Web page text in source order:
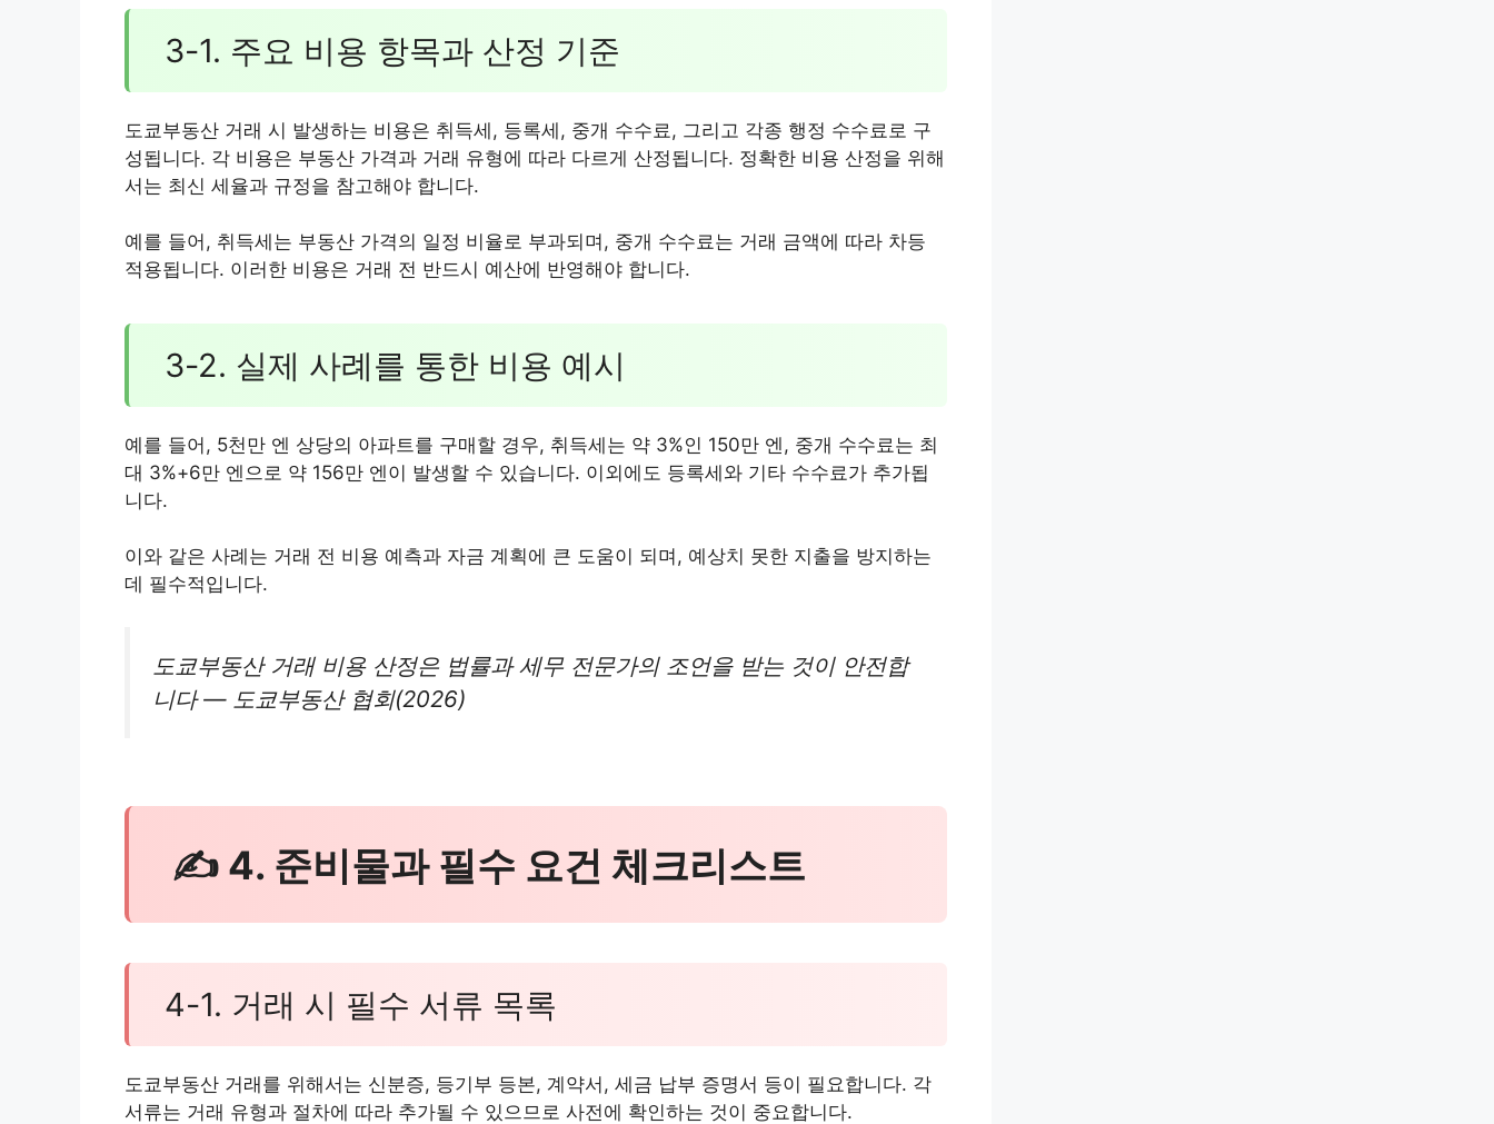
3-1. 주요 비용 항목과 산정 기준
도쿄부동산 거래 시 발생하는 비용은 취득세, 등록세, 중개 수수료, 그리고 각종 행정 수수료로 구
성됩니다. 각 비용은 부동산 가격과 거래 유형에 따라 다르게 산정됩니다. 정확한 비용 산정을 위해
서는 최신 세율과 규정을 참고해야 합니다.
예를 들어, 취득세는 부동산 가격의 일정 비율로 부과되며, 중개 수수료는 거래 금액에 따라 차등
적용됩니다. 이러한 비용은 거래 전 반드시 예산에 반영해야 합니다.
3-2. 실제 사례를 통한 비용 예시
예를 들어, 5천만 엔 상당의 아파트를 구매할 경우, 취득세는 약 3%인 150만 엔, 중개 수수료는 최
대 3%+6만 엔으로 약 156만 엔이 발생할 수 있습니다. 이외에도 등록세와 기타 수수료가 추가됩
니다.
이와 같은 사례는 거래 전 비용 예측과 자금 계획에 큰 도움이 되며, 예상치 못한 지출을 방지하는
데 필수적입니다.
도쿄부동산 거래 비용 산정은 법률과 세무 전문가의 조언을 받는 것이 안전합
니다 — 도쿄부동산 협회(2026)
✍ 4. 준비물과 필수 요건 체크리스트
4-1. 거래 시 필수 서류 목록
도쿄부동산 거래를 위해서는 신분증, 등기부 등본, 계약서, 세금 납부 증명서 등이 필요합니다. 각
서류는 거래 유형과 절차에 따라 추가될 수 있으므로 사전에 확인하는 것이 중요합니다.